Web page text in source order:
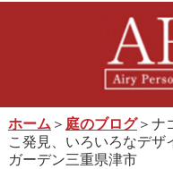
ホーム ＞ 庭のブログ＞ナ
こ発見、いろいろなデザ
ガーデン三重県津市